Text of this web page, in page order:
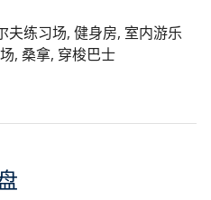
夫练习场, 健身房, 室内游乐
, 桑拿, 穿梭巴士